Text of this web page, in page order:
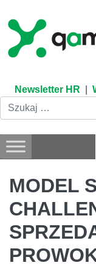
content
Newsletter HR
MODEL